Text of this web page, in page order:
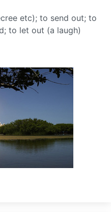
etc); to send out; to
to let out (a laugh)